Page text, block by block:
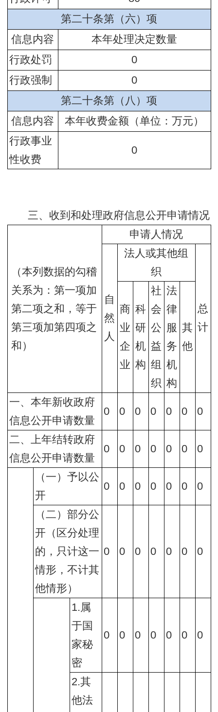
第二十条第（六）项
信息内容
本年处理决定数量
行政处罚
0
行政强制
0
第二十条第（八）项
信息内容
本年收费金额（单位：万元）
行政事业
性收费
0
三、收到和处理政府信息公开申请情况
（本列数据的勾稽
关系为：第一项加
第二项之和，等于
第三项加第四项之
和）
申请人情况
自
然
人
法人或其他组
织
总
计
商
业
企
业
科
研
机
构
社
会
公
益
组
织
法
律
服
务
机
构
其
他
一、本年新收政府
信息公开申请数量
0 0 0 0 0 0 0
二、上年结转政府
信息公开申请数量
0 0 0 0 0 0 0
（一）予以公
开
0 0 0 0 0 0 0
（二）部分公
开（区分处理
的，只计这一
情形，不计其
他情形）
0 0 0 0 0 0 0
1.属
于国
家秘
密
0 0 0 0 0 0 0
2.其
他法